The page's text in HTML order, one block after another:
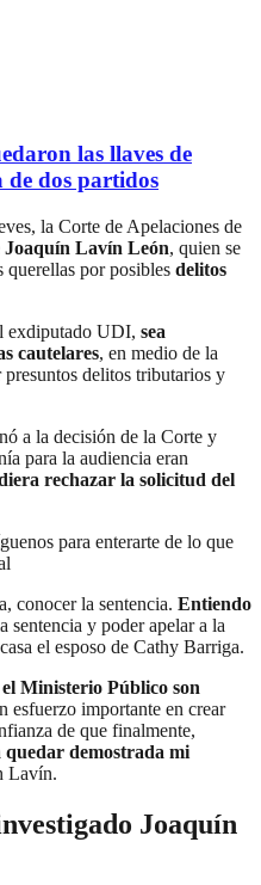
las llaves de
de dos partidos
la Corte de Apelaciones de
Joaquín Lavín León, quien se
querellas por posibles delitos
exdiputado UDI, sea
cautelares, en medio de la
delitos tributarios y
a la decisión de la Corte y
para la audiencia eran
rechazar la solicitud del
para enterarte de lo que
conocer la sentencia. Entiendo
sentencia y poder apelar a la
el esposo de Cathy Barriga.
Ministerio Público son
esfuerzo importante en crear
de que finalmente,
quedar demostrada mi
Lavín.
Joaquín